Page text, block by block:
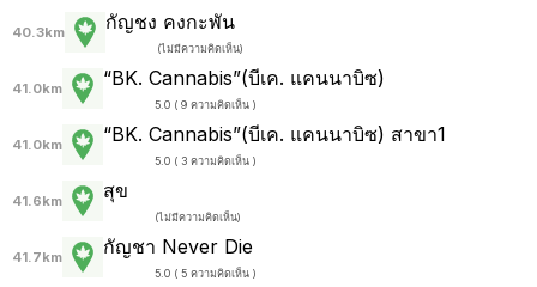
40.3km กัญชง คงกะพัน
(ไม่มีความคิดเห็น)
41.0km “BK. Cannabis”(บีเค. แคนนาบิซ)
5.0 ( 9 ความคิดเห็น )
41.0km “BK. Cannabis”(บีเค. แคนนาบิซ) สาขา1
5.0 ( 3 ความคิดเห็น )
41.6km สุข
(ไม่มีความคิดเห็น)
41.7km กัญชา Never Die
5.0 ( 5 ความคิดเห็น )